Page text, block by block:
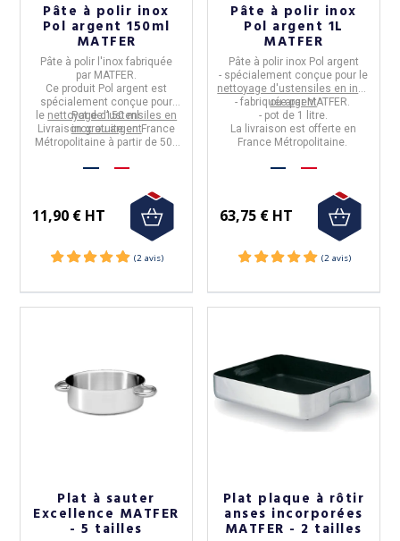
Pâte à polir inox
Pol argent 150ml
MATFER
Pâte à polir l'inox fabriquée
par MATFER.
Ce produit Pol argent est
spécialement conçue pour
le nettoyage d'ustensiles en
inox ou argent
Pot de 150 ml.
Livraison gratuite en France
Métropolitaine à partir de 50€
11,90 € HT
Pâte à polir inox
Pol argent 1L
MATFER
Pâte à polir inox Pol argent
- spécialement conçue pour le
nettoyage d'ustensiles en inox
ou argent
- fabriquée parMATFER.
- pot de 1 litre.
La livraison est offerte en
France Métropolitaine.
63,75 € HT
Plat à sauter
Excellence MATFER
- 5 tailles
Plat plaque à rôtir
anses incorporées
MATFER - 2 tailles